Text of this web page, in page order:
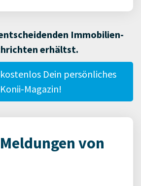
Immobilien-
erhältst.
Dein persönliches
Konii-Magazin!
von